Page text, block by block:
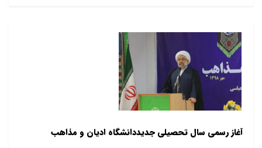
آغاز رسمی سال تحصیلی جدیددانشگاه ادیان و مذاهب